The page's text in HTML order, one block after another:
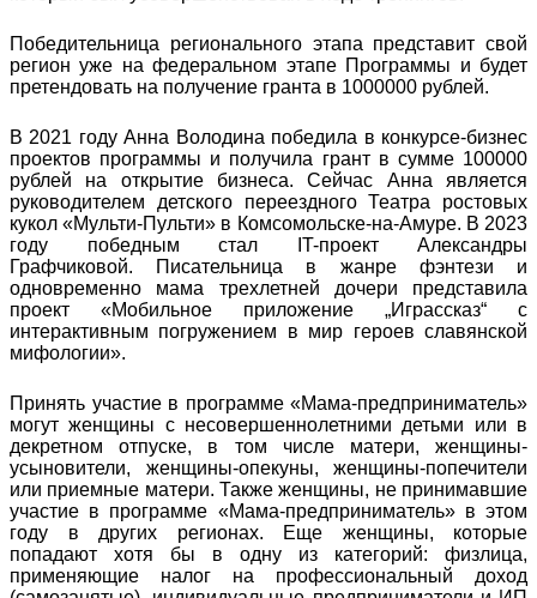
Победительница регионального этапа представит свой
регион уже на федеральном этапе Программы и будет
претендовать на получение гранта в 1000000 рублей.
В 2021 году Анна Володина победила в конкурсе-бизнес
проектов программы и получила грант в сумме 100000
рублей на открытие бизнеса. Сейчас Анна является
руководителем детского переездного Театра ростовых
кукол «Мульти-Пульти» в Комсомольске-на-Амуре. В 2023
году победным стал IT-проект Александры
Графчиковой. Писательница в жанре фэнтези и
одновременно мама трехлетней дочери представила
проект «Мобильное приложение „Играссказ“ с
интерактивным погружением в мир героев славянской
мифологии».
Принять участие в программе «Мама-предприниматель»
могут женщины с несовершеннолетними детьми или в
декретном отпуске, в том числе матери, женщины-
усыновители, женщины-опекуны, женщины-попечители
или приемные матери. Также женщины, не принимавшие
участие в программе «Мама-предприниматель» в этом
году в других регионах. Еще женщины, которые
попадают хотя бы в одну из категорий: физлица,
применяющие налог на профессиональный доход